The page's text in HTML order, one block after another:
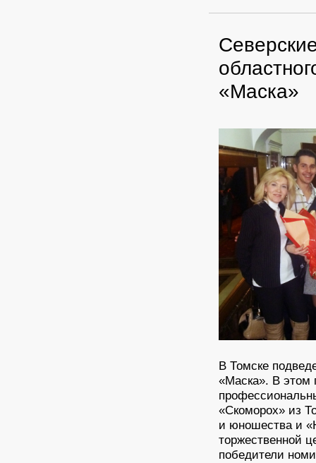
«Маска»
В Томске
«Маска». В этом
«Скоморох» из
и юношества и
торжественной
победители